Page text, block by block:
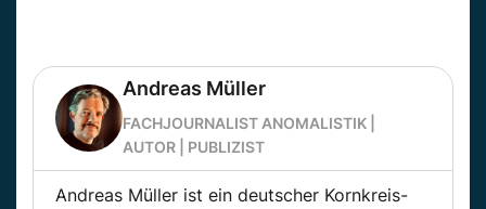
Andreas Müller
FACHJOURNALIST ANOMALISTIK |
AUTOR | PUBLIZIST
Andreas Müller ist ein deutscher Kornkreis-